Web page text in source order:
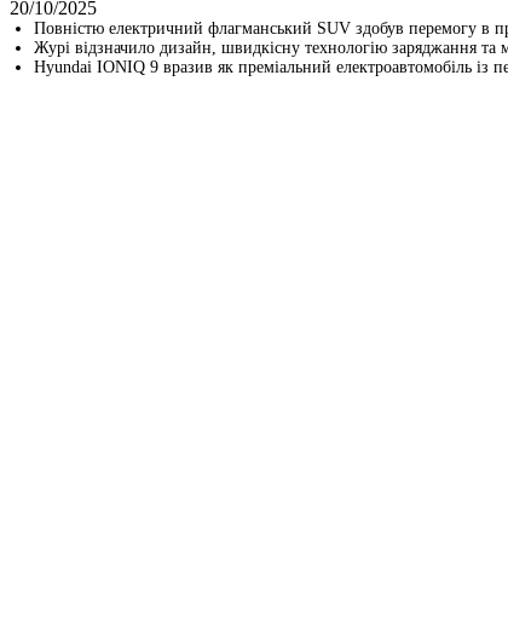
20/10/2025
Повністю електричний флагманський SUV здобув перемогу в
Журі відзначило дизайн, швидкісну технологію заряджання та
Hyundai IONIQ 9 вразив як преміальний електроавтомобіль із